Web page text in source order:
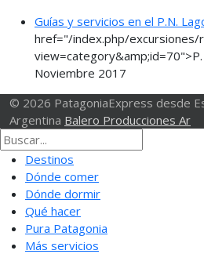
Guías y servicios en el P.N.
href="/index.php/excursiones/
Noviembre 2017
© 2026 PatagoniaExpress desde
Argentina Balero Producciones Ar
Destinos
Dónde comer
Dónde dormir
Qué hacer
Pura Patagonia
Más servicios